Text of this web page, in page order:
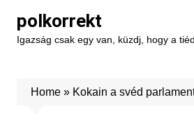
content
polkorrekt
Igazság csak egy van, küzdj, hogy a
Home» Kokain a svéd